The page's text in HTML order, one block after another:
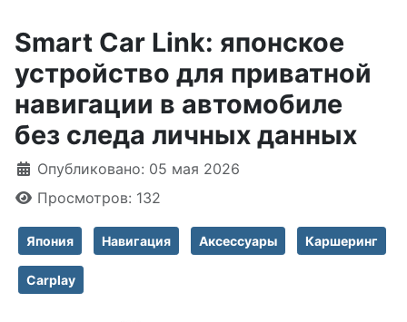
Smart Car Link: японское
устройство для приватной
навигации в автомобиле
без следа личных данных
Информация о материале
Опубликовано: 05 мая 2026
Просмотров: 132
Япония Навигация Аксессуары Каршеринг
Carplay